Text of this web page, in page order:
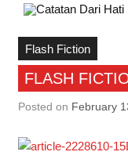
Flash Fiction
FLASH
Posted on February